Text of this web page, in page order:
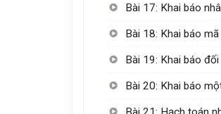
Bài 17: Khai báo
Bài 18: Khai báo
Bài 19: Khai báo
Bài 20: Khai báo